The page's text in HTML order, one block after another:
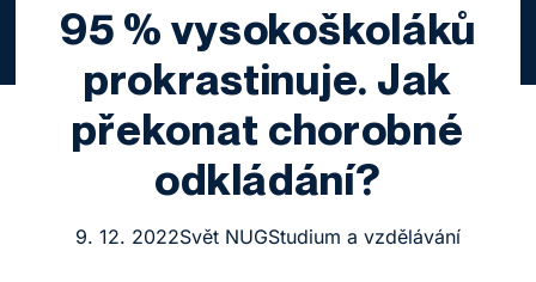
95 % vysokoškoláků
prokrastinuje. Jak
překonat chorobné
odkládání?
9. 12. 2022Svět NUGStudium a vzdělávání